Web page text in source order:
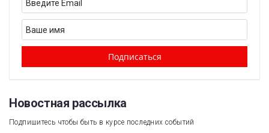
Новостная рассылка​
Подпишитесь чтобы быть в курсе последних событий